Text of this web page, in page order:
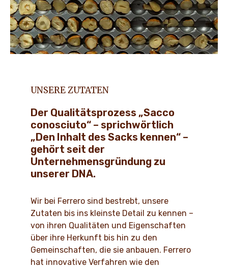
UNSERE ZUTATEN
Der Qualitätsprozess „Sacco
conosciuto“ – sprichwörtlich
„Den Inhalt des Sacks kennen“ –
gehört seit der
Unternehmensgründung zu
unserer DNA.
Wir bei Ferrero sind bestrebt, unsere
Zutaten bis ins kleinste Detail zu kennen –
von ihren Qualitäten und Eigenschaften
über ihre Herkunft bis hin zu den
Gemeinschaften, die sie anbauen. Ferrero
hat innovative Verfahren wie den